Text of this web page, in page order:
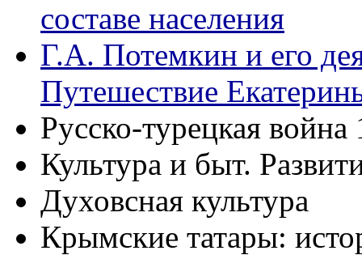
составе населения
Г.А. Потемкин и его
Путешествие
Русско-турецкая война
Культура и быт.
Духовсная культура
Крымские татары: